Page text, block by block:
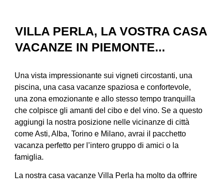
VILLA PERLA, LA VOSTRA CASA
VACANZE IN PIEMONTE...
Una vista impressionante sui vigneti circostanti, una
piscina, una casa vacanze spaziosa e confortevole,
una zona emozionante e allo stesso tempo tranquilla
che colpisce gli amanti del cibo e del vino. Se a questo
aggiungi la nostra posizione nelle vicinanze di città
come Asti, Alba, Torino e Milano, avrai il pacchetto
vacanza perfetto per l’intero gruppo di amici o la
famiglia.
La nostra casa vacanze Villa Perla ha molto da offrire